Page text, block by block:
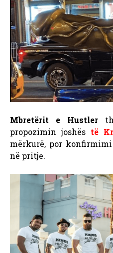
Mbretërit e Hustler
propozimin joshës të
mërkurë, por
në pritje.